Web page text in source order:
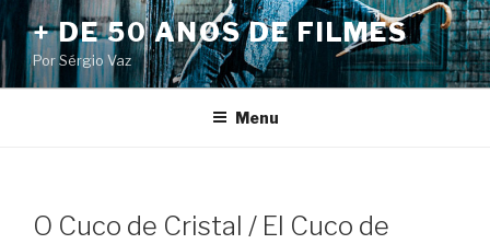
Pular
para
o
conteúdo
+ DE 50 ANOS DE FILMES
Por Sérgio Vaz
Menu
O Cuco de Cristal / El Cuco de